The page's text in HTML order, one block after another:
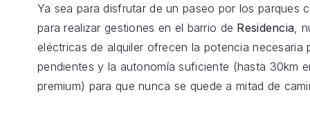
Ya sea para disfrutar de un paseo por los parques
para realizar gestiones en el barrio de Residencia ,
eléctricas de alquiler ofrecen la potencia necesaria
pendientes y la autonomía suficiente (hasta 30km
premium) para que nunca se quede a mitad de